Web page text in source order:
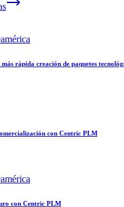
rápida creación de paquetes
con Centric PLM
con Centric PLM